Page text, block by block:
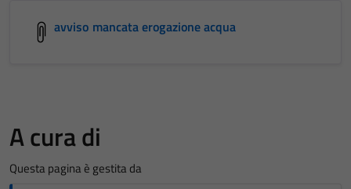
avviso mancata erogazione acqua
A cura di
Questa pagina è gestita da